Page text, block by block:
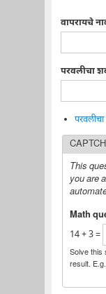
वापरायचे
परवलीचा
This
you are
Math
14 + 3 =
Solve this
result.